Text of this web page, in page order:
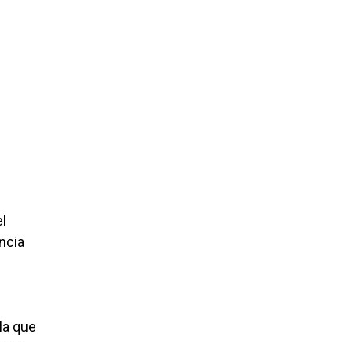
que